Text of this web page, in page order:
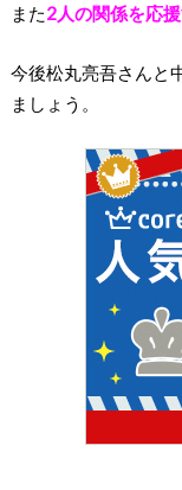
また2人の関係を応
今後松丸亮吾さんと
ましょう。